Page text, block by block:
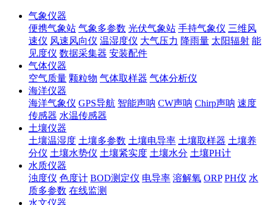
气象仪器
便携气象站 气象多参数 光伏气象站 手持气象仪 三维风
速仪 风速风向仪 温湿度仪 大气压力 降雨量 太阳辐射 能
见度仪 数据采集器 安装配件
气体仪器
空气质量 颗粒物 气体取样器 气体分析仪
海洋仪器
海洋气象仪 GPS导航 智能声呐 CW声呐 Chirp声呐 速度
传感器 水温传感器
土壤仪器
土壤温湿度 土壤多参数 土壤电导率 土壤取样器 土壤养
分仪 土壤水势仪 土壤紧实度 土壤水分 土壤PH计
水质仪器
浊度仪 色度计 BOD测定仪 电导率 溶解氧 ORP PH仪 水
质多参数 在线监测